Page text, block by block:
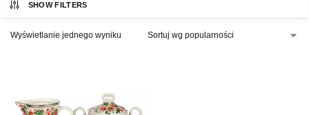
SHOW FILTERS
Wyświetlanie jednego wyniku